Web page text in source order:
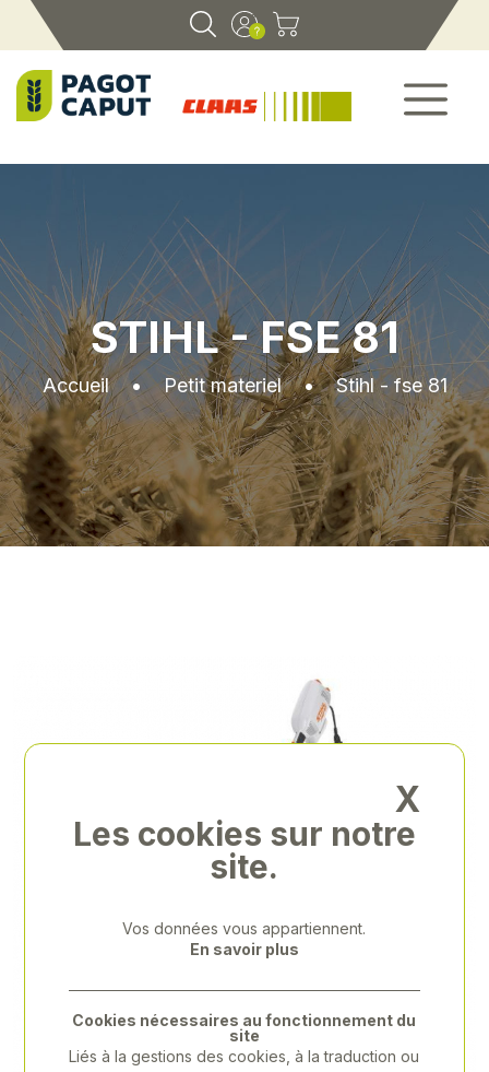
STIHL - FSE 81
Accueil•Petit materiel•Stihl - fse 81
Previous
X
Les cookies sur notre
site.
Vos données vous appartiennent.
En savoir plus
Cookies nécessaires au fonctionnement du
site
Liés à la gestions des cookies, à la traduction ou